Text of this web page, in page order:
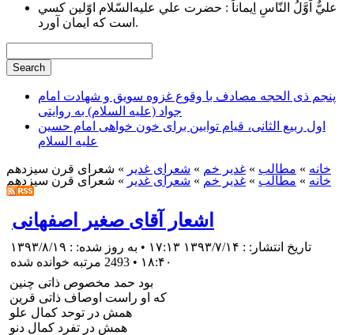
عليٌّ اَوَّلُ النّاسِ اِيماناً : حضرت علي عليه‌السّلام اوّلين كسي
است كه ايمان آورد.
پنجم ذی الحجه مصادف با وقوع غزوه سویق و شهادت امام
جواد (علیه السلام) به روایتی
اول ربیع الثانی، قیام توابین برای خون خواهی امام حسین
علیه السلام
خانه » مطالب » غدیر خم » شعرای غدیر » شعرای قرن سیزدهم
خانه » مطالب » غدیر خم » شعرای غدیر» شعرای قرن سیزدهم
اشعار آقای صغیر اصفهانی
تاریخ انتشار: : ۱۳۹۳/۷/۱۴ ۱۷:۱۳ • به روز شده: : ۱۳۹۳/۸/۱۹
۱۸:۴۰ • 2493 مرتبه خوانده شده
بود حمد مخصوص ذاتی چنین
که او راست اوصاف ذاتی قرین
همش در توحد کمال علو
همش در تفرد کمال دنو